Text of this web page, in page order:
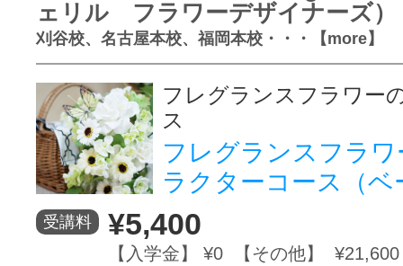
特集をみる
グッドスク
掲載のお問
ェリル フラワーデザイナーズ）
刈谷校、名古屋本校、福岡本校・・・【more】
フレグランスフラワー
ス
フレグランスフラ
ラクターコース（ベ
受講料 ¥5,400
【入学金】 ¥0 【その他】 ¥21,600